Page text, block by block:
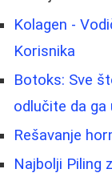
Kolagen -
Korisnika
Botoks: Sve
odlučite da ga
Rešavanje
Najbolji Piling